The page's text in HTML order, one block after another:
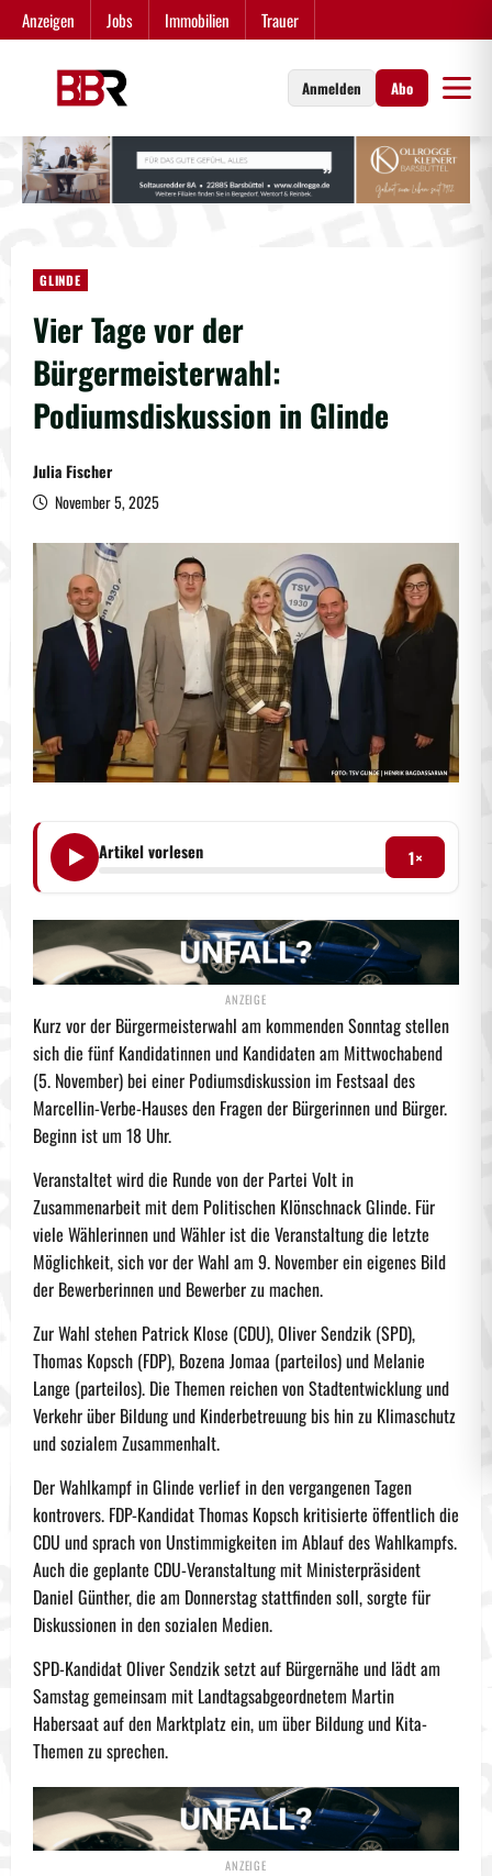
Zum
Inhalt
Anzeigen Jobs Immobilien Trauer
Anmelden Abo
GLINDE
Vier Tage vor der
Bürgermeisterwahl:
Podiumsdiskussion in Glinde
Julia Fischer
November 5, 2025
Artikel vorlesen 1×
Kurz vor der Bürgermeisterwahl am kommenden Sonntag stellen
sich die fünf Kandidatinnen und Kandidaten am Mittwochabend
(5. November) bei einer Podiumsdiskussion im Festsaal des
Marcellin-Verbe-Hauses den Fragen der Bürgerinnen und Bürger.
Beginn ist um 18 Uhr.
Veranstaltet wird die Runde von der Partei Volt in
Zusammenarbeit mit dem Politischen Klönschnack Glinde. Für
viele Wählerinnen und Wähler ist die Veranstaltung die letzte
Möglichkeit, sich vor der Wahl am 9. November ein eigenes Bild
der Bewerberinnen und Bewerber zu machen.
Zur Wahl stehen Patrick Klose (CDU), Oliver Sendzik (SPD),
Thomas Kopsch (FDP), Bozena Jomaa (parteilos) und Melanie
Lange (parteilos). Die Themen reichen von Stadtentwicklung und
Verkehr über Bildung und Kinderbetreuung bis hin zu Klimaschutz
und sozialem Zusammenhalt.
Der Wahlkampf in Glinde verlief in den vergangenen Tagen
kontrovers. FDP-Kandidat Thomas Kopsch kritisierte öffentlich die
CDU und sprach von Unstimmigkeiten im Ablauf des Wahlkampfs.
Auch die geplante CDU-Veranstaltung mit Ministerpräsident
Daniel Günther, die am Donnerstag stattfinden soll, sorgte für
Diskussionen in den sozialen Medien.
SPD-Kandidat Oliver Sendzik setzt auf Bürgernähe und lädt am
Samstag gemeinsam mit Landtagsabgeordnetem Martin
Habersaat auf den Marktplatz ein, um über Bildung und Kita-
Themen zu sprechen.